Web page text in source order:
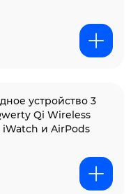
устройство 3
Qi Wireless
и AirPods